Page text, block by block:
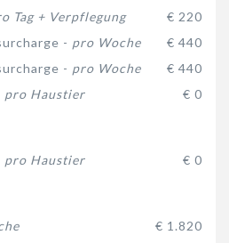
Tag + Verpflegung
€ 220
- pro Woche
€ 440
- pro Woche
€ 440
pro Haustier € 0
pro Haustier € 0
€ 1.820